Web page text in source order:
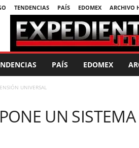
TENDENCIAS PAÍS EDOMEX ARCHIVO
PAÍS EDOMEX
UNIVERSAL
UN